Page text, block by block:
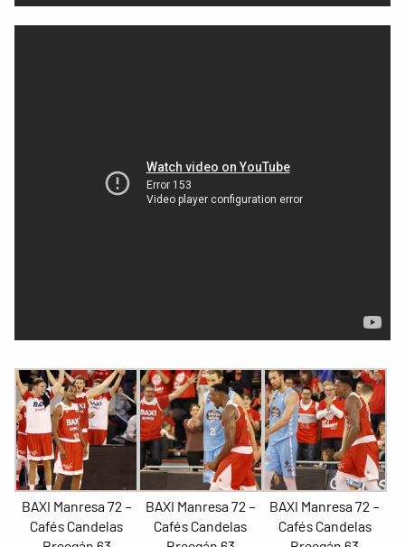
BAXI Manresa 72 –
Cafés Candelas
BAXI Manresa 72 –
Cafés Candelas
BAXI Manresa 72 –
Cafés Candelas